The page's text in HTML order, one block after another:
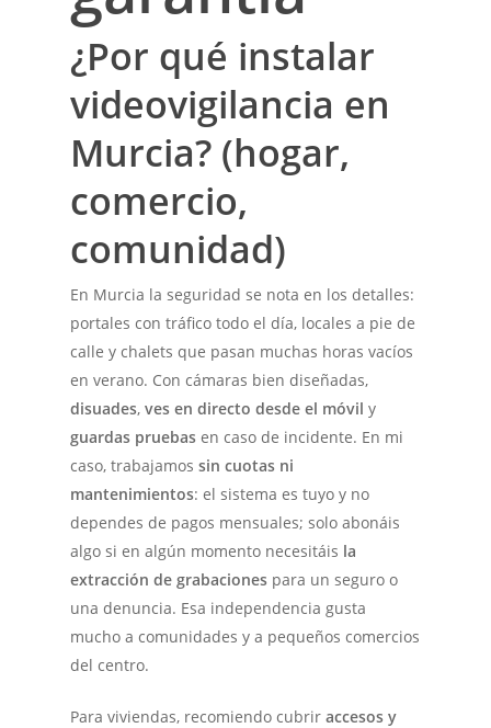
¿Por qué instalar
videovigilancia en
Murcia? (hogar,
comercio,
comunidad)
En Murcia la seguridad se nota en los detalles:
portales con tráfico todo el día, locales a pie de
calle y chalets que pasan muchas horas vacíos
en verano. Con cámaras bien diseñadas,
disuades,ves en directo desde el móvil y
guardas pruebas en caso de incidente. En mi
caso, trabajamossin cuotas ni
mantenimientos: el sistema es tuyo y no
dependes de pagos mensuales; solo abonáis
algo si en algún momento necesitáis la
extracción de grabaciones para un seguro o
una denuncia. Esa independencia gusta
mucho a comunidades y a pequeños comercios
del centro.
Para viviendas, recomiendo cubriraccesos y